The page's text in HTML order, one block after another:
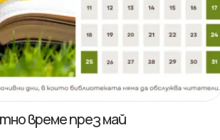
време през май